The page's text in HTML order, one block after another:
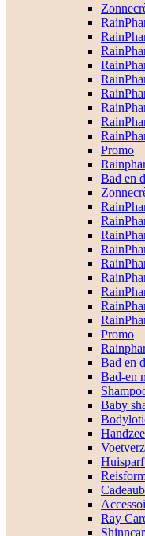
Promo
Bad en
Promo
Bad en
Bad-en
Baby
Ray